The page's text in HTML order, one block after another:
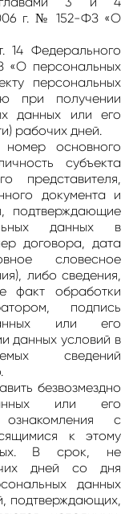
г. № 152-ФЗ «О
14 Федерального
«О персональных
персональных
при получении
данных или его
рабочих дней.
основного
субъекта
представителя,
документа и
подтверждающие
данных в
договора, дата
словесное
либо сведения,
факт обработки
подпись
или его
данных условий в
сведений
безвозмездно
или его
ознакомления с
к этому
В срок, не
дней со дня
данных
подтверждающих,